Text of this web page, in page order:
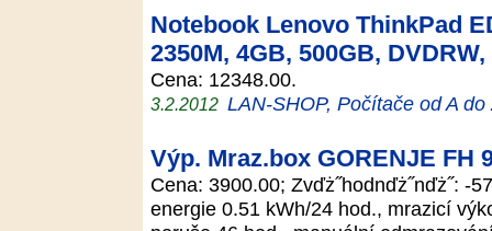
Notebook Lenovo ThinkPad
2350M, 4GB, 500GB,
Cena: 12348.00.
3.2.2012 LAN-SHOP, Počítače od A do
Výp. Mraz.box GORENJE FH
Cena: 3900.00; Zvďż˝hodnďż˝nďż˝: -
energie 0.51 kWh/24 hod., mrazicí